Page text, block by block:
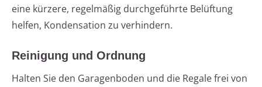
eine kürzere, regelmäßig durchgeführte Belüftung
helfen, Kondensation zu verhindern.
Reinigung und Ordnung
Halten Sie den Garagenboden und die Regale frei von